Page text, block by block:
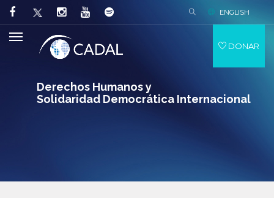
Derechos Humanos y
Solidaridad Democrática Internacional
ENGLISH
DONAR